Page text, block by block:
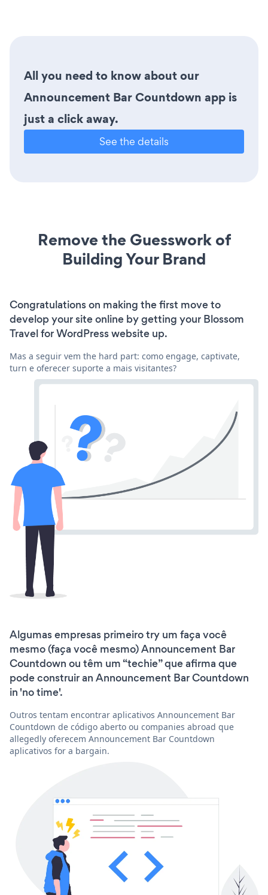
All you need to know about our
Announcement Bar Countdown app is
just a click away.
See the details
Remove the Guesswork of
Building Your Brand
Congratulations on making the first move to
develop your site online by getting your Blossom
Travel for WordPress website up.
Mas a seguir vem the hard part: como engage, captivate,
turn e oferecer suporte a mais visitantes?
Algumas empresas primeiro try um faça você
mesmo (faça você mesmo) Announcement Bar
Countdown ou têm um “techie” que afirma que
pode construir an Announcement Bar Countdown
in 'no time'.
Outros tentam encontrar aplicativos Announcement Bar
Countdown de código aberto ou companies abroad que
allegedly oferecem Announcement Bar Countdown
aplicativos for a bargain.